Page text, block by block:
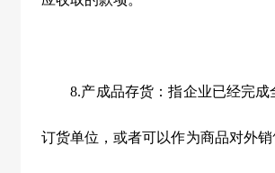
8.产成品存货：指企业已经完成
订货单位，或者可以作为商品对外